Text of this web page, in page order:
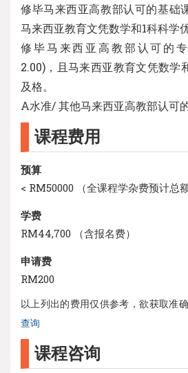
修毕马来西亚高教部认可的基础
马来西亚教育文凭数学和1科科学
修毕马来西亚高教部认可的
2.00)，且马来西亚教育文凭数学
及格。
A水准/ 其他马来西亚高教部认可
课程费用
预算
< RM50000 （全课程学杂费预计总额
学费
RM44,700 （含报名费）
申请费
RM200
以上列出的费用仅供参考，欲获取准
查询
课程咨询